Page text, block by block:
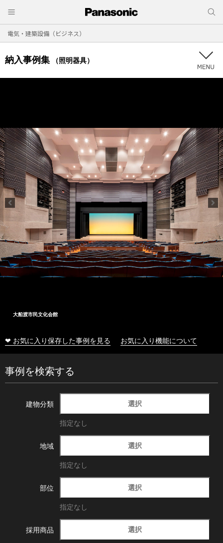
電気・建築設備（ビジネス）
納入事例集 （照明器具）
大船渡市民文化会館
❤ お気に入り保存した事例を見る お気に入り機能について
事例を検索する
建物分類 選択
指定なし
地域 選択
指定なし
部位 選択
指定なし
採用商品 選択